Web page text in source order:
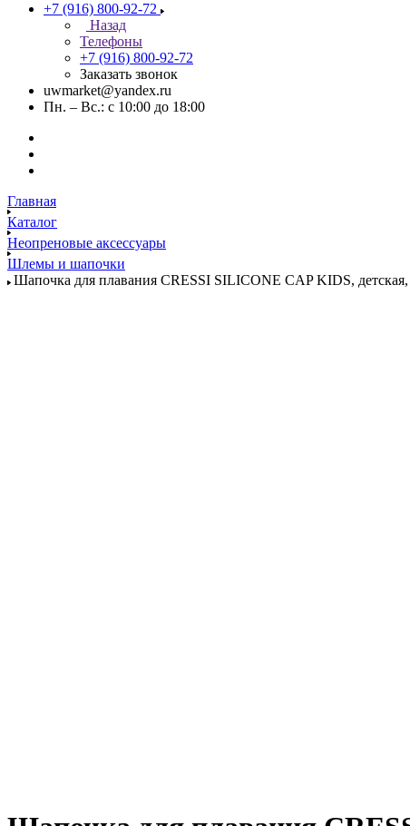
+7 (916) 800-92-72
Назад
Телефоны
+7 (916) 800-92-72
Заказать звонок
uwmarket@yandex.ru
Пн. – Вс.: с 10:00 до 18:00
Главная
Каталог
Неопреновые аксессуары
Шлемы и шапочки
Шапочка для плавания CRESSI SILICONE CAP KIDS, детская,